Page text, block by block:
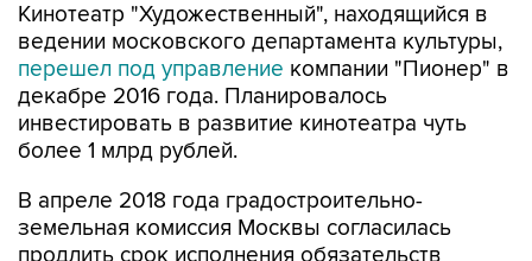
Кинотеатр "Художественный", находящийся в
ведении московского департамента культуры,
перешел под управление компании "Пионер" в
декабре 2016 года. Планировалось
инвестировать в развитие кинотеатра чуть
более 1 млрд рублей.
В апреле 2018 года градостроительно-
земельная комиссия Москвы согласилась